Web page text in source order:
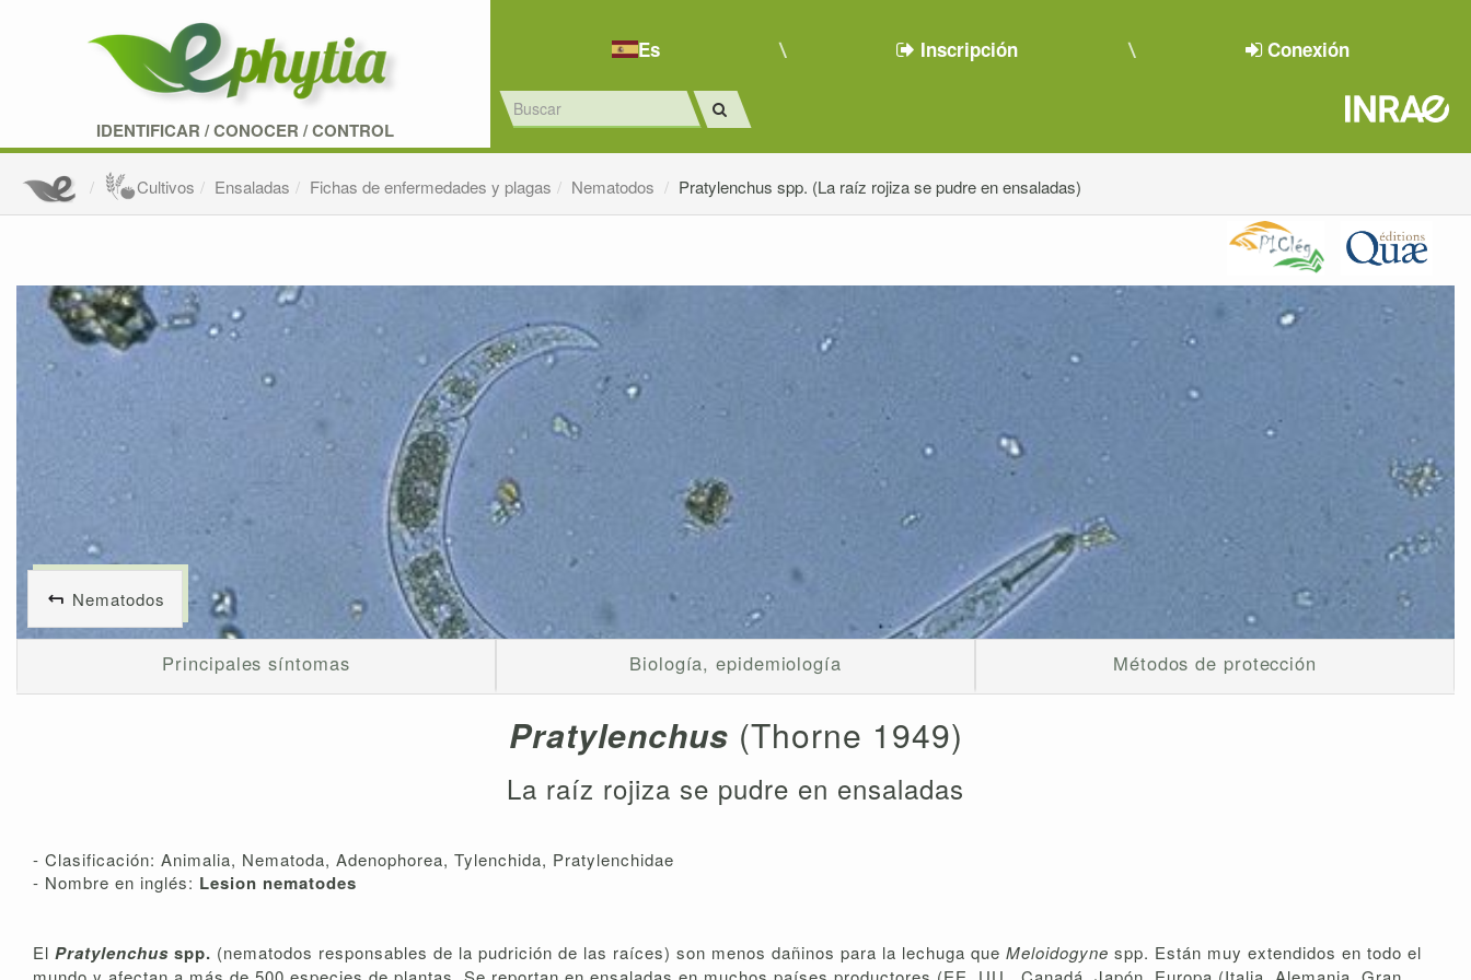
IDENTIFICAR /CONOCER /CONTROL
Es Inscripción Conexión
Cultivos Ensaladas Fichas de enfermedades y plagas Nematodos Pratylenchus spp. (La raíz rojiza se pudre en ensaladas)
Nematodos
Principales síntomas Biología, epidemiología Métodos de protección
Pratylenchus (Thorne 1949)
La raíz rojiza se pudre en ensaladas
- Clasificación: Animalia, Nematoda, Adenophorea, Tylenchida, Pratylenchidae
- Nombre en inglés: Lesion nematodes
El Pratylenchus spp. (nematodos responsables de la pudrición de las raíces) son menos dañinos para la lechuga que Meloidogyne spp. Están muy extendidos en todo el